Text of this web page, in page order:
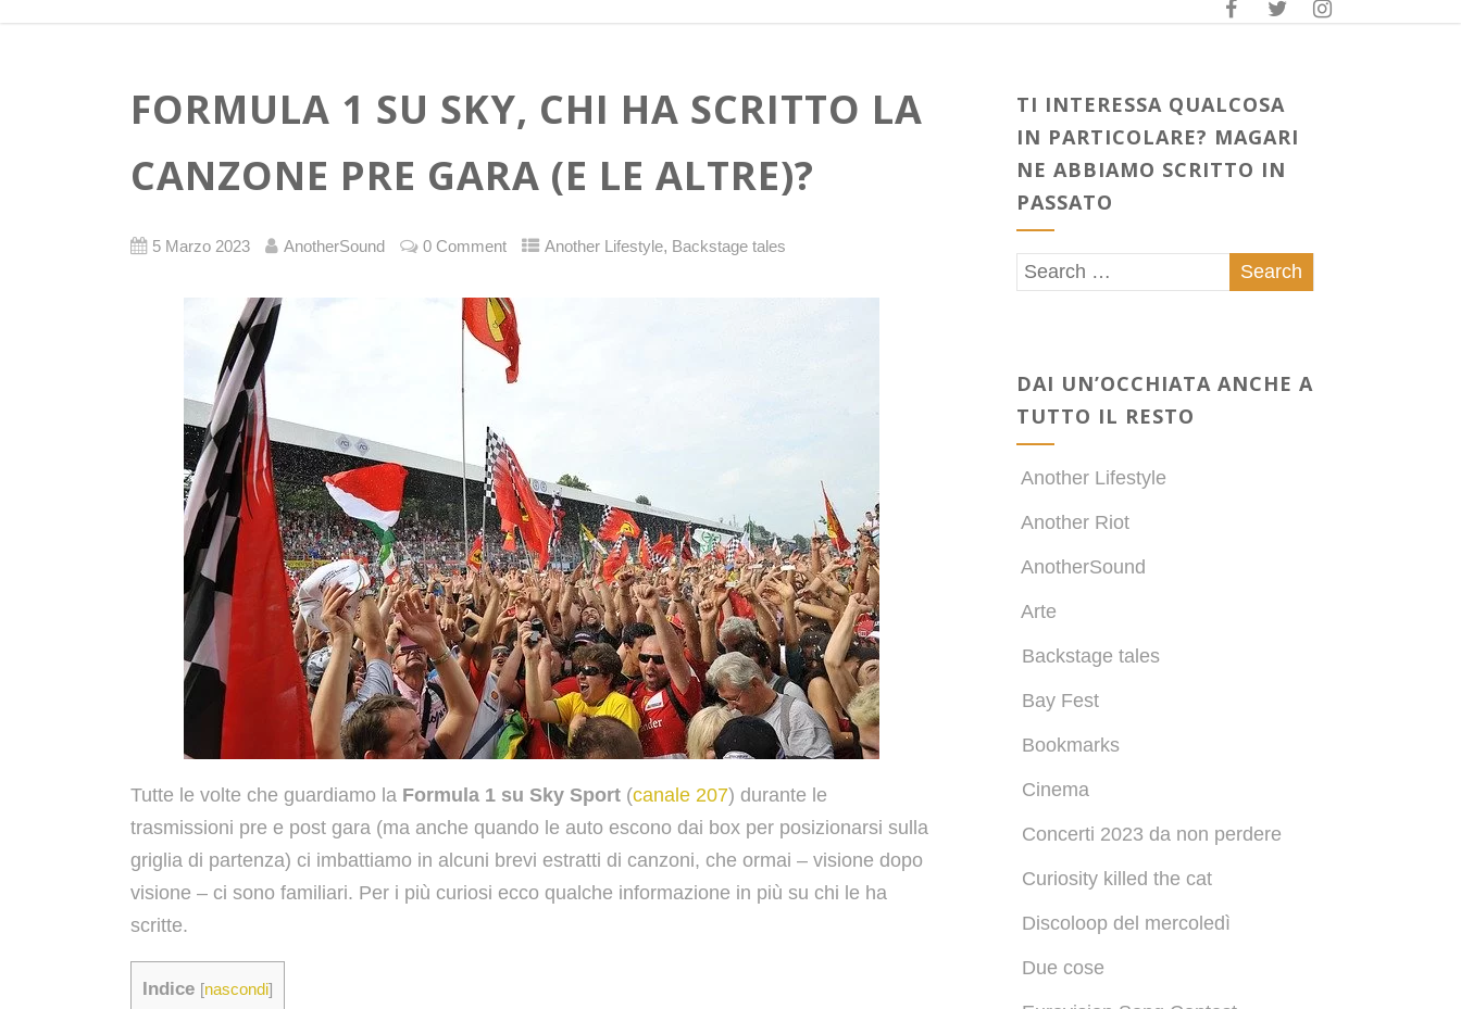
FORMULA 1 SU SKY, CHI HA SCRITTO LA
CANZONE PRE GARA (E LE ALTRE)?
5 Marzo 2023 AnotherSound 0 Comment Another Lifestyle Backstage tales
Tutte le volte che guardiamo la Formula 1 su Sky Sport (canale 207) durante le
trasmissioni pre e post gara (ma anche quando le auto escono dai box per posizionarsi sulla
griglia di partenza) ci imbattiamo in alcuni brevi estratti di canzoni, che ormai – visione dopo
visione – ci sono familiari. Per i più curiosi ecco qualche informazione in più su chi le ha
scritte.
Indice [nascondi]
TI INTERESSA QUALCOSA
IN PARTICOLARE? MAGARI
NE ABBIAMO SCRITTO IN
PASSATO
DAI UN’OCCHIATA ANCHE A
TUTTO IL RESTO
Another Lifestyle
Another Riot
AnotherSound
Arte
Backstage tales
Bay Fest
Bookmarks
Cinema
Concerti 2023 da non perdere
Curiosity killed the cat
Discoloop del mercoledì
Due cose